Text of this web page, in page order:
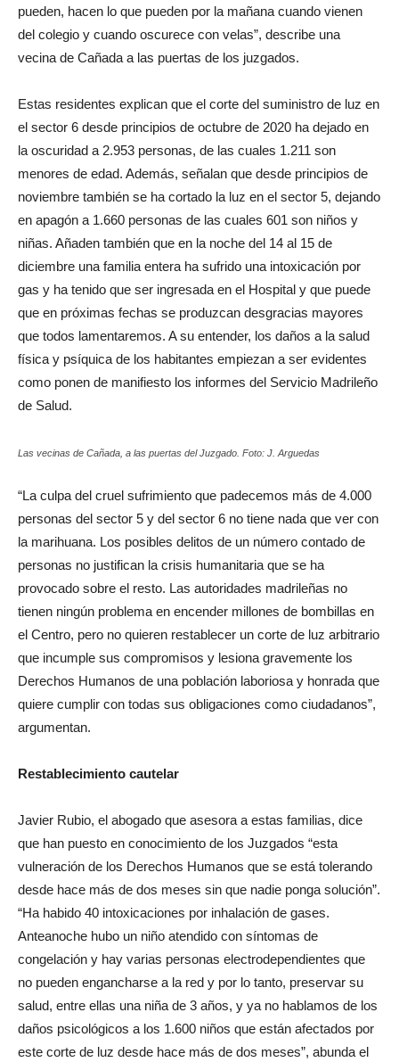
pueden, hacen lo que pueden por la mañana cuando vienen
del colegio y cuando oscurece con velas”, describe una
vecina de Cañada a las puertas de los juzgados.
Estas residentes explican que el corte del suministro de luz en
el sector 6 desde principios de octubre de 2020 ha dejado en
la oscuridad a 2.953 personas, de las cuales 1.211 son
menores de edad. Además, señalan que desde principios de
noviembre también se ha cortado la luz en el sector 5, dejando
en apagón a 1.660 personas de las cuales 601 son niños y
niñas. Añaden también que en la noche del 14 al 15 de
diciembre una familia entera ha sufrido una intoxicación por
gas y ha tenido que ser ingresada en el Hospital y que puede
que en próximas fechas se produzcan desgracias mayores
que todos lamentaremos. A su entender, los daños a la salud
física y psíquica de los habitantes empiezan a ser evidentes
como ponen de manifiesto los informes del Servicio Madrileño
de Salud.
Las vecinas de Cañada, a las puertas del Juzgado. Foto: J. Arguedas
“La culpa del cruel sufrimiento que padecemos más de 4.000
personas del sector 5 y del sector 6 no tiene nada que ver con
la marihuana. Los posibles delitos de un número contado de
personas no justifican la crisis humanitaria que se ha
provocado sobre el resto. Las autoridades madrileñas no
tienen ningún problema en encender millones de bombillas en
el Centro, pero no quieren restablecer un corte de luz arbitrario
que incumple sus compromisos y lesiona gravemente los
Derechos Humanos de una población laboriosa y honrada que
quiere cumplir con todas sus obligaciones como ciudadanos”,
argumentan.
Restablecimiento cautelar
Javier Rubio, el abogado que asesora a estas familias, dice
que han puesto en conocimiento de los Juzgados “esta
vulneración de los Derechos Humanos que se está tolerando
desde hace más de dos meses sin que nadie ponga solución”.
“Ha habido 40 intoxicaciones por inhalación de gases.
Anteanoche hubo un niño atendido con síntomas de
congelación y hay varias personas electrodependientes que
no pueden engancharse a la red y por lo tanto, preservar su
salud, entre ellas una niña de 3 años, y ya no hablamos de los
daños psicológicos a los 1.600 niños que están afectados por
este corte de luz desde hace más de dos meses”, abunda el